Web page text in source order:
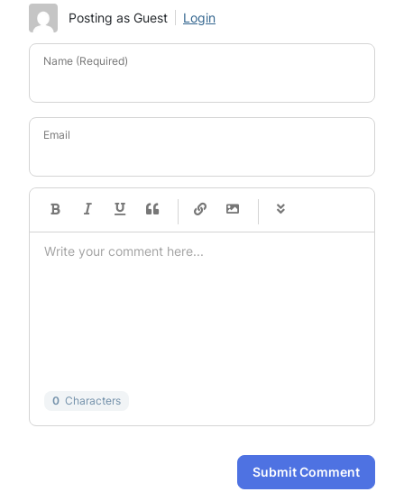
Posting as Guest Login
Name (Required)
Email
-
-
-
-
0 Characters
Submit Comment